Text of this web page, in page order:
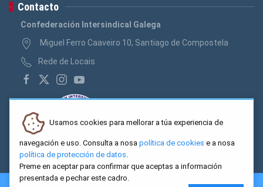
Contacto
Confederación Intersindical Galega
Miguel Ferro Caaveiro 10, Santiago de Compostela
Rede de Locais
Usamos cookies para mellorar a túa experiencia de
navegación e uso. Consulta a nosa política de cookies e a nosa
política de protección de datos.
Preme en aceptar para confirmar que aceptas a información
presentada e pechar este cadro.